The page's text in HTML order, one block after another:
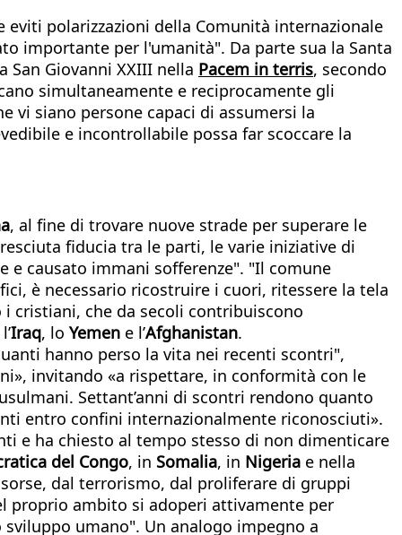
polarizzazioni della Comunità internazionale
importante per l'umanità". Da parte sua la Santa
Giovanni XXIII nella Pacem in terris, secondo
simultaneamente e reciprocamente gli
vi siano persone capaci di assumersi la
e incontrollabile possa far scoccare la
, al fine di trovare nuove strade per superare le
fiducia tra le parti, le varie iniziative di
e causato immani sofferenze". "Il comune
è necessario ricostruire i cuori, ritessere la tela
cristiani, che da secoli contribuiscono
Iraq, lo Yemen e l’Afghanistan.
hanno perso la vita nei recenti scontri",
invitando «a rispettare, in conformità con le
Settant’anni di scontri rendono quanto
entro confini internazionalmente riconosciuti».
e ha chiesto al tempo stesso di non dimenticare
del Congo, in Somalia, in Nigeria e nella
dal terrorismo, dal proliferare di gruppi
proprio ambito si adoperi attivamente per
umano". Un analogo impegno a